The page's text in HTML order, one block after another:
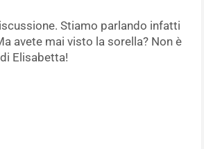
Stiamo parlando infatti
avete mai visto la sorella? Non è
Elisabetta!